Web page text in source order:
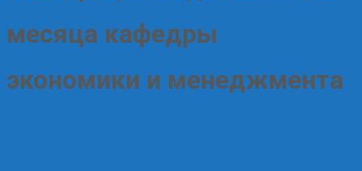
месяца кафедры
экономики и менеджмента